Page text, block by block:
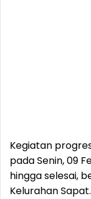
Kegiatan
pada Senin, 09
hingga selesai,
Kelurahan Sapat.